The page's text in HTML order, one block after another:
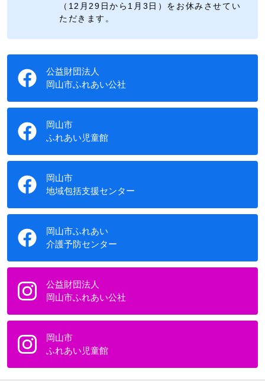
（12月29日から1月3日）をお休みさせてい
ただきます。
公益財団法人
岡山市ふれあい公社
岡山市
ふれあい児童館
岡山市
地域包括支援センター
岡山市ふれあい
介護予防センター
公益財団法人
岡山市ふれあい公社
岡山市
ふれあい児童館